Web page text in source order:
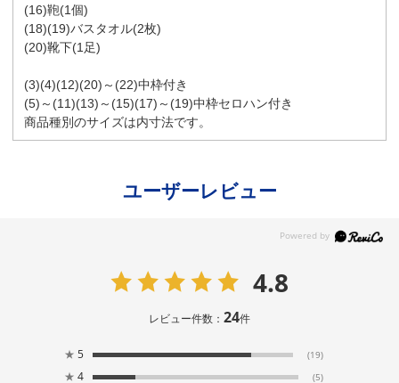
(16)鞄(1個)
(18)(19)バスタオル(2枚)
(20)靴下(1足)
(3)(4)(12)(20)～(22)中枠付き
(5)～(11)(13)～(15)(17)～(19)中枠セロハン付き
商品種別のサイズは内寸法です。
ユーザーレビュー
4.8
レビュー件数： 24件
★ 5 (19)
★ 4 (5)